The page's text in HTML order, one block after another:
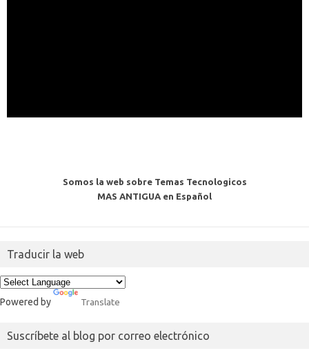
Somos la web sobre Temas Tecnologicos
MAS ANTIGUA en Español
Traducir la web
Powered by Translate
Suscríbete al blog por correo electrónico